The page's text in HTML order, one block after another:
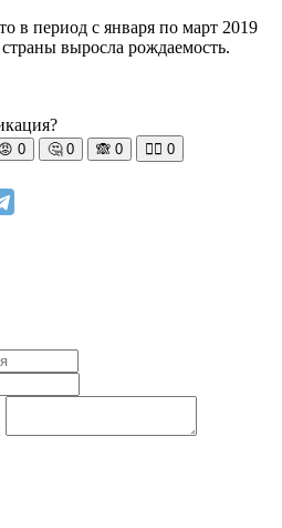
в период с января по март 2019
выросла рождаемость.
😡 0 🤔 0 🙈 0 🧘‍♀️ 0